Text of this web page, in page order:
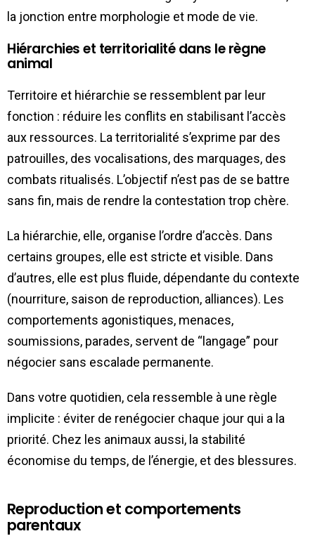
la jonction entre morphologie et mode de vie.
Hiérarchies et territorialité dans le règne
animal
Territoire et hiérarchie se ressemblent par leur
fonction : réduire les conflits en stabilisant l’accès
aux ressources. La territorialité s’exprime par des
patrouilles, des vocalisations, des marquages, des
combats ritualisés. L’objectif n’est pas de se battre
sans fin, mais de rendre la contestation trop chère.
La hiérarchie, elle, organise l’ordre d’accès. Dans
certains groupes, elle est stricte et visible. Dans
d’autres, elle est plus fluide, dépendante du contexte
(nourriture, saison de reproduction, alliances). Les
comportements agonistiques, menaces,
soumissions, parades, servent de “langage” pour
négocier sans escalade permanente.
Dans votre quotidien, cela ressemble à une règle
implicite : éviter de renégocier chaque jour qui a la
priorité. Chez les animaux aussi, la stabilité
économise du temps, de l’énergie, et des blessures.
Reproduction et comportements
parentaux